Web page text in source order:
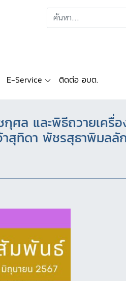
E-Service ติดต่อ อบต.
ล และพิธีถวายเครื่อ
จ้าสุทิดา พัชรสุธาพิมล